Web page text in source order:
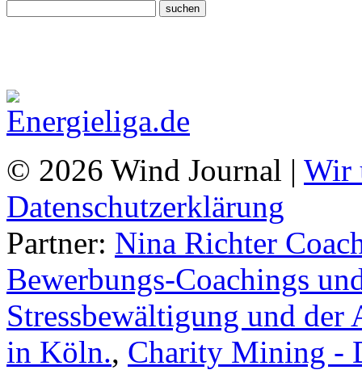
© 2026 Wind Journal | Wir
Datenschutzerklärung
Partner: Nina Richter
Bewerbungs-Coachings
Stressbewältigung und
in Köln., Charity Mining -